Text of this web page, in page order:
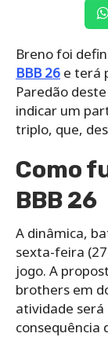
Breno foi
BBB 26 e terá
Paredão
indicar um
triplo, que,
Como
BBB 26
A dinâmica,
sexta-feira
jogo. A
brothers em
atividade
consequência